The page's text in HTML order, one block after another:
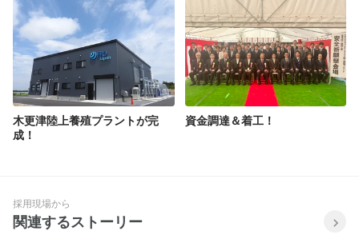
木更津陸上養殖プラントが完
成！
資金調達＆着工！
採用現場から
関連するストーリー